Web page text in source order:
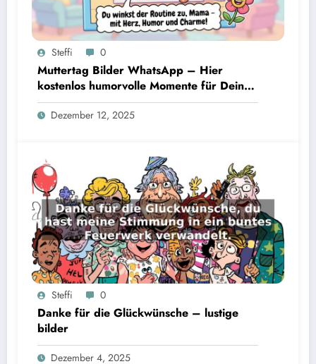
Steffi 0
Muttertag Bilder WhatsApp – Hier
kostenlos humorvolle Momente für Deinen
besonderen Tag
Dezember 12, 2025
Steffi 0
Danke für die Glückwünsche – lustige
bilder
Dezember 4, 2025